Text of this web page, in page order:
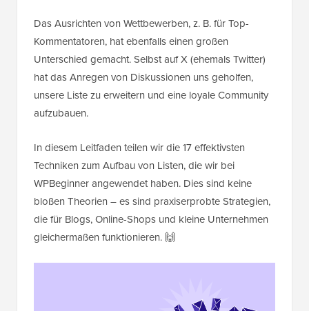
Das Ausrichten von Wettbewerben, z. B. für Top-
Kommentatoren, hat ebenfalls einen großen
Unterschied gemacht. Selbst auf X (ehemals Twitter)
hat das Anregen von Diskussionen uns geholfen,
unsere Liste zu erweitern und eine loyale Community
aufzubauen.
In diesem Leitfaden teilen wir die 17 effektivsten
Techniken zum Aufbau von Listen, die wir bei
WPBeginner angewendet haben. Dies sind keine
bloßen Theorien – es sind praxiserprobte Strategien,
die für Blogs, Online-Shops und kleine Unternehmen
gleichermaßen funktionieren. 🙌